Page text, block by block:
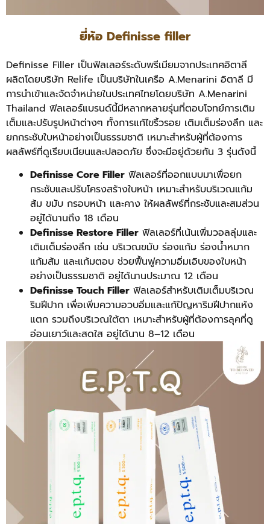
ยี่ห้อ Definisse filler
Definisse Filler เป็นฟิลเลอร์ระดับพรีเมียมจากประเทศอิตาลี
ผลิตโดยบริษัท Relife เป็นบริษัทในเครือ A.Menarini อิตาลี มี
การนำเข้าและจัดจำหน่ายในประเทศไทยโดยบริษัท A.Menarini
Thailand ฟิลเลอร์แบรนด์นี้มีหลากหลายรุ่นที่ตอบโจทย์การเติม
เต็มและปรับรูปหน้าต่างๆ ทั้งการแก้ไขริ้วรอย เติมเต็มร่องลึก และ
ยกกระชับใบหน้าอย่างเป็นธรรมชาติ เหมาะสำหรับผู้ที่ต้องการ
ผลลัพธ์ที่ดูเรียบเนียนและปลอดภัย ซึ่งจะมีอยู่ด้วยกัน 3 รุ่นดังนี้
Definisse Core Filler ฟิลเลอร์ที่ออกแบบมาเพื่อยก
กระชับและปรับโครงสร้างใบหน้า เหมาะสำหรับบริเวณแก้ม
ส้ม ขมับ กรอบหน้า และคาง ให้ผลลัพธ์ที่กระชับและสมส่วน
อยู่ได้นานถึง 18 เดือน
Definisse Restore Filler ฟิลเลอร์ที่เน้นเพิ่มวอลลุ่มและ
เติมเต็มร่องลึก เช่น บริเวณขมับ ร่องแก้ม ร่องน้ำหมาก
แก้มส้ม และแก้มตอบ ช่วยฟื้นฟูความอิ่มเอิบของใบหน้า
อย่างเป็นธรรมชาติ อยู่ได้นานประมาณ 12 เดือน
Definisse Touch Filler ฟิลเลอร์สำหรับเติมเต็มบริเวณ
ริมฝีปาก เพื่อเพิ่มความอวบอิ่มและแก้ปัญหาริมฝีปากแห้ง
แตก รวมถึงบริเวณใต้ตา เหมาะสำหรับผู้ที่ต้องการลุคที่ดู
อ่อนเยาว์และสดใส อยู่ได้นาน 8–12 เดือน